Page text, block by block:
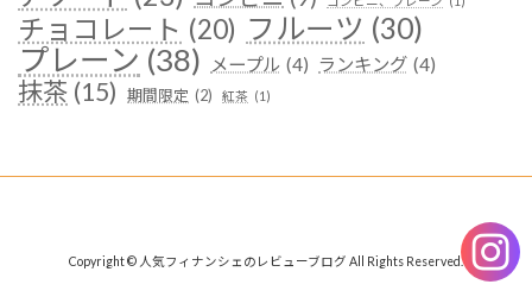
チョコレート (20) フルーツ (30)
プレーン (38) メープル (4) ランキング (4)
抹茶 (15) 期間限定 (2) 紅茶 (1)
Copyright © 人気フィナンシェのレビューブログ All Rights Reserved.